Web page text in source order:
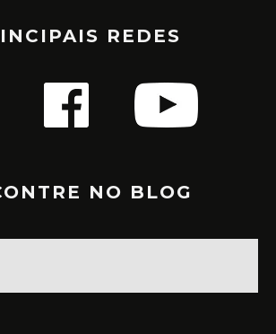
REDES
NO BLOG